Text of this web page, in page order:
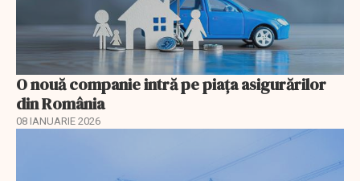
O nouă companie intră pe piața asigurărilor
din România
08 IANUARIE 2026